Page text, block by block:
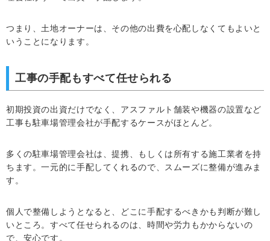
つまり、土地オーナーは、その他の出費を心配しなくてもよいと
いうことになります。
工事の手配もすべて任せられる
初期投資の出資だけでなく、アスファルト舗装や機器の設置など
工事も駐車場管理会社が手配するケースがほとんど。
多くの駐車場管理会社は、提携、もしくは所有する施工業者を持
ちます。一元的に手配してくれるので、スムーズに整備が進みま
す。
個人で整備しようとなると、どこに手配するべきかも判断が難し
いところ。すべて任せられるのは、時間や労力もかからないの
で、安心です。